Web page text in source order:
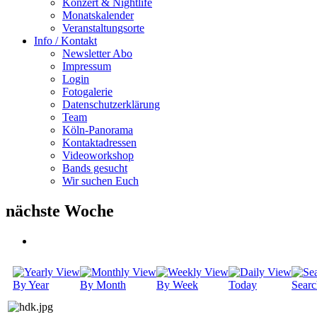
Konzert & Nightlife
Monatskalender
Veranstaltungsorte
Info / Kontakt
Newsletter Abo
Impressum
Login
Fotogalerie
Datenschutzerklärung
Team
Köln-Panorama
Kontaktadressen
Videoworkshop
Bands gesucht
Wir suchen Euch
nächste Woche
By Year By Month By Week Today